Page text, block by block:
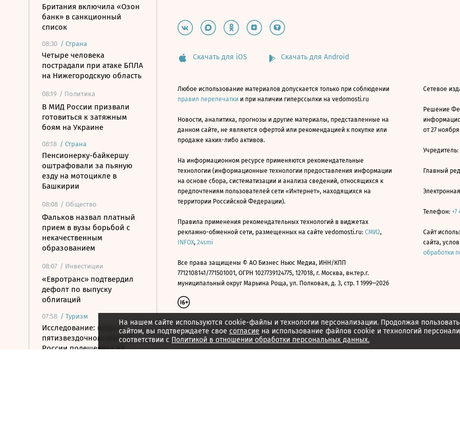
Британия включила «Озон
банк» в санкционный
список
08:30 / Страна
Четыре человека
пострадали при атаке БПЛА
на Нижегородскую область
08:19 / Политика
В МИД России призвали
готовиться к затяжным
боям на Украине
08:18 / Страна
Пенсионерку-байкершу
оштрафовали за пьяную
езду на мотоцикле в
Башкирии
08:08 / Общество
Фальков назвал платный
прием в вузы борьбой с
некачественным
образованием
08:07 / Инвестиции
«Евротранс» подтвердил
дефолт по выпуску
облигаций
07:58 / Туризм
Исследование: ночь в
пятизвездочном отеле в
России подешевела на
На нашем сайте используются cookie-файлы и технологии персонализации. Продолжая
сайтом, вы подтверждаете свое согласие на использование файлов cookie и технологий
соответствии с Политикой в отношении обработки персональных данных.
Скачать для iOS Скачать для Android
Любое использование материалов допускается только при соблюдении
правил перепечатки и при наличии гиперссылки на vedomosti.ru
Новости, аналитика, прогнозы и другие материалы, представленные на
данном сайте, не являются офертой или рекомендацией к покупке или
продаже каких-либо активов.
На информационном ресурсе применяются рекомендательные
технологии (информационные технологии предоставления информации
на основе сбора, систематизации и анализа сведений, относящихся к
предпочтениям пользователей сети «Интернет», находящихся на
территории Российской Федерации).
Правила применения рекомендательных технологий в виджетах
рекламно-обменной сети, размещенных на сайте vedomosti.ru: СМИ2,
INFOX, 24smi
Все права защищены © АО Бизнес Ньюс Медиа, ИНН/КПП
7712108141/771501001, ОГРН 1027739124775, 127018, г. Москва, вн.тер.г.
муниципальный округ Марьина Роща, ул. Полковая, д. 3, стр. 1 1999—2026
Сетевое
Решение
от 27
Главный
Телефон: +7
Сайт
сайта,
обработки